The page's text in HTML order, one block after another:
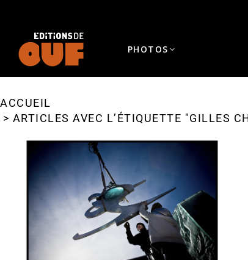
PHOTOS
Vous êtes ici :
ACCUEIL
ARTICLES AVEC L’ÉTIQUETTE "GILLES